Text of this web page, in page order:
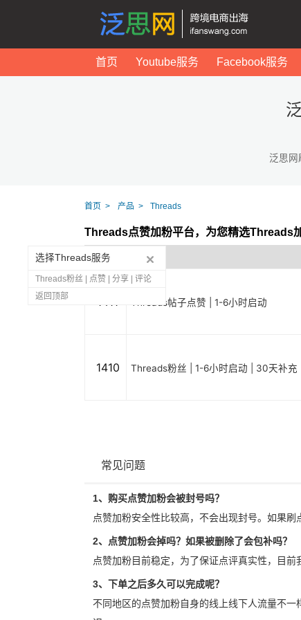
首页 Youtube服务 Facebook服务
泛思网
首页 产品 Threads
Threads点赞加粉平台，为您精选Threads
1411 Threads帖子点赞 | 1-6小时启动
1410 Threads粉丝 | 1-6小时启动 | 30天补充
常见问题
1、购买点赞加粉会被封号吗？
点赞加粉安全性比较高，不会出现封号。如果刷
2、点赞加粉会掉吗？如果被删除了会包补吗？
点赞加粉目前稳定，为了保证点评真实性，目
3、下单之后多久可以完成呢？
不同地区的点赞加粉自身的线上线下人流量不
选择Threads服务
Threads粉丝 | 点赞 | 分享 | 评论
返回顶部